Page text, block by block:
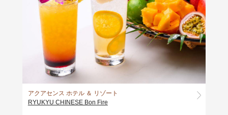
アクアセンス ホテル ＆ リゾート
RYUKYU CHINESE Bon Fire